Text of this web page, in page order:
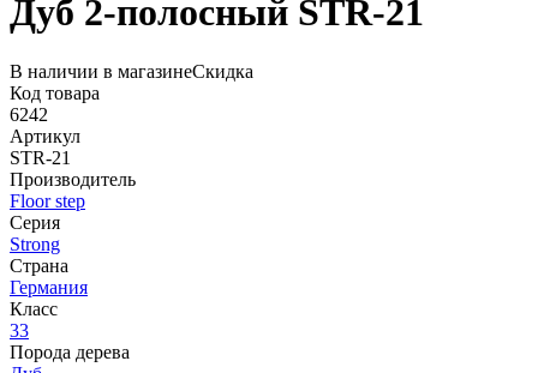
Дуб 2-полосный STR-21
В наличии в магазинеСкидка
Код товара
6242
Артикул
STR-21
Производитель
Floor step
Серия
Strong
Страна
Германия
Класс
33
Порода дерева